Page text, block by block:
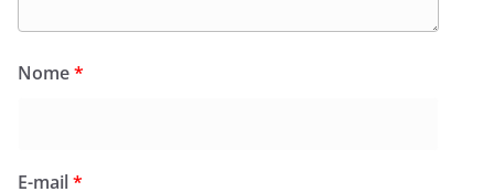
Nome*
E-mail*